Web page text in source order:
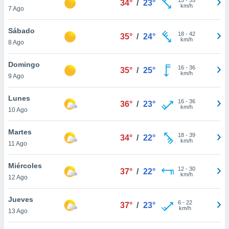
más
nuestra
y
de
disponible
cookies
aceptar
7 Ago
34° / 23°
km/h
Sábado
8 Ago
35° / 24° 18- 42
km/h
Domingo
9 Ago
35° / 25° 16- 36
km/h
Lunes
10 Ago
36° / 23° 16- 36
km/h
Martes
11 Ago
34° / 22° 18- 39
km/h
Miércoles
12 Ago
37° / 22° 12- 30
km/h
Jueves
13 Ago
37° / 23° 6- 22
km/h